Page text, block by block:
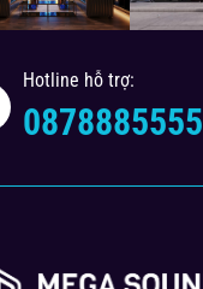
Hotline hỗ trợ:
0878885555